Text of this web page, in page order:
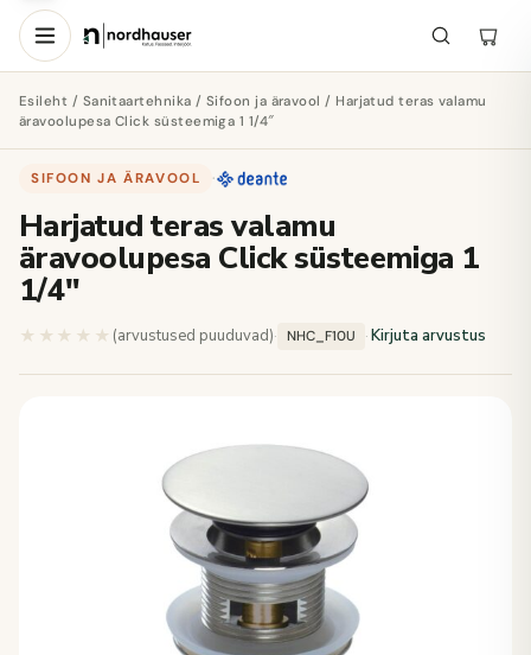
Esileht / Sanitaartehnika / Sifoon ja äravool / Harjatud teras valamu
äravoolupesa Click süsteemiga 1 1/4″
SIFOON JA ÄRAVOOL ·
Harjatud teras valamu
äravoolupesa Click süsteemiga 1
1/4"
★★★★★ ★★★★★
(arvustused puuduvad)· NHC_F10U ·Kirjuta arvustus